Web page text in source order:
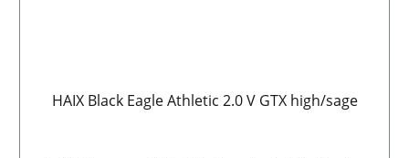
HAIX Black Eagle Athletic 2.0 V GTX high/sage